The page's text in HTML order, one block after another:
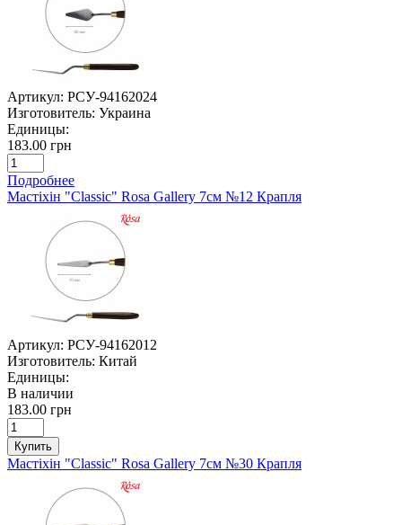
Артикул: РСУ-94162024
Изготовитель: Украина
Единицы:
183.00 грн
Подробнее
Мастіхін "Classic" Rosa Gallery 7см №12 Крапля
Артикул: РСУ-94162012
Изготовитель: Китай
Единицы:
В наличии
183.00 грн
Купить
Мастіхін "Classic" Rosa Gallery 7см №30 Крапля